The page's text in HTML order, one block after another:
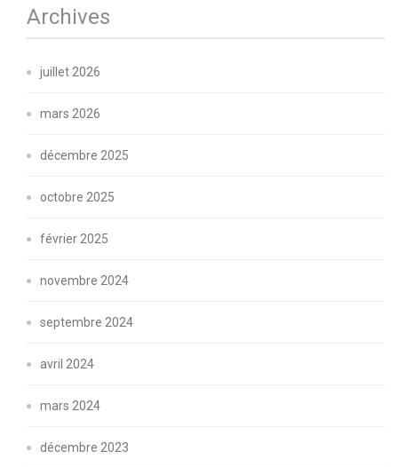
Archives
juillet 2026
mars 2026
décembre 2025
octobre 2025
février 2025
novembre 2024
septembre 2024
avril 2024
mars 2024
décembre 2023